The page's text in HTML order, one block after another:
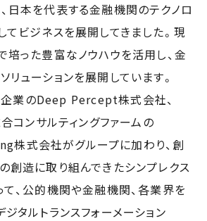
日本を代表する金融機関のテクノロ
てビジネスを展開してきました。現
培った豊富なノウハウを活用し、金
ューションを展開しています。
業のDeep Percept株式会社、
コンサルティングファームの
式会社がグループに加わり、創
創造に取り組んできたシンプレクス
て、公的機関や金融機関、各業界を
タルトランスフォーメーション